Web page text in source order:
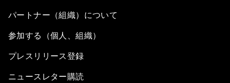
パートナー（組織）について
参加する（個人、組織）
プレスリリース登録
ニュースレター購読